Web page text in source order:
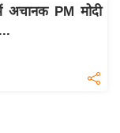
PM मोदी